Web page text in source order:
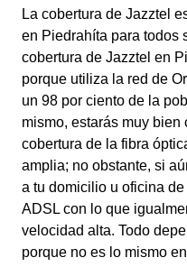
La cobertura de Jazztel
en Piedrahíta para todos
cobertura de Jazztel en
porque utiliza la red de
un 98 por ciento de la
mismo, estarás muy
cobertura de la fibra
amplia; no obstante, si
a tu domicilio u oficina
ADSL con lo que
velocidad alta. Todo
porque no es lo mismo